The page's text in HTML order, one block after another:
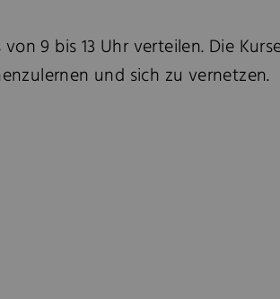
9 bis 13 Uhr verteilen. Die
und sich zu vernetzen.